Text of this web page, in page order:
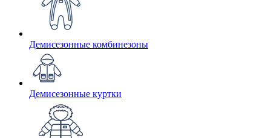
Демисезонные комбинезоны
Демисезонные куртки